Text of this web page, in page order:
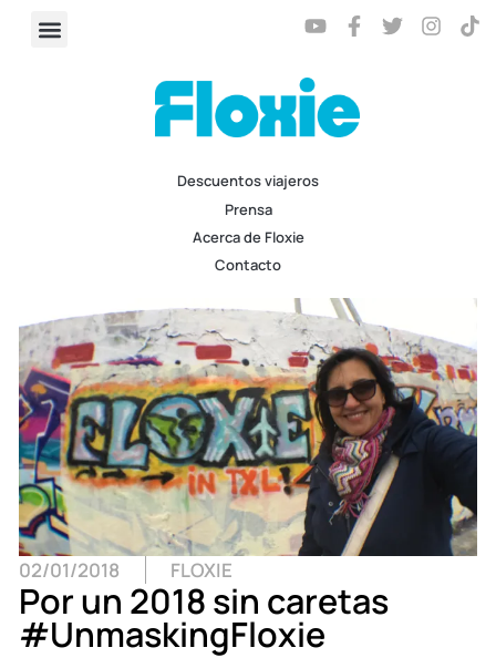
Descuentos viajeros
Prensa
Acerca de Floxie
Contacto
02/01/2018 FLOXIE
Por un 2018 sin caretas
#UnmaskingFloxie